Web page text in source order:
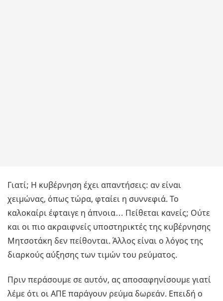
Γιατί; Η κυβέρνηση έχει απαντήσεις: αν είναι
χειμώνας, όπως τώρα, φταίει η συννεφιά. Το
καλοκαίρι έφταιγε η άπνοια… Πείθεται κανείς; Ούτε
και οι πιο ακραιφνείς υποστηρικτές της κυβέρνησης
Μητσοτάκη δεν πείθονται. Άλλος είναι ο λόγος της
διαρκούς αύξησης των τιμών του ρεύματος.
Πριν περάσουμε σε αυτόν, ας αποσαφηνίσουμε γιατί
λέμε ότι οι ΑΠΕ παράγουν ρεύμα δωρεάν. Επειδή ο